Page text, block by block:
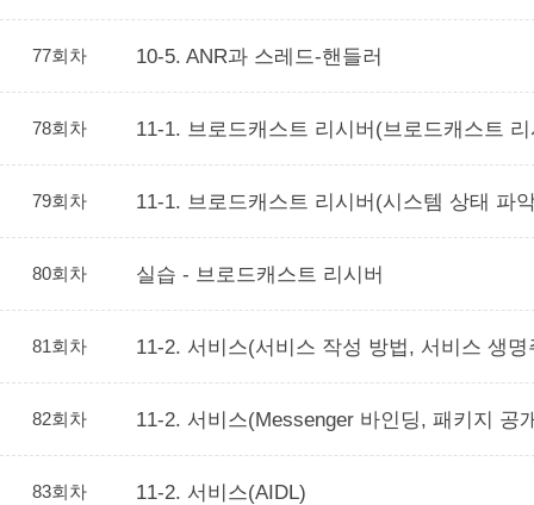
77회차 10-5. ANR과 스레드-핸들러
78회차 11-1. 브로드캐스트 리시버(브로드캐스트
79회차 11-1. 브로드캐스트 리시버(시스템 상태 파
80회차 실습 - 브로드캐스트 리시버
81회차 11-2. 서비스(서비스 작성 방법, 서비스 생명
82회차 11-2. 서비스(Messenger 바인딩, 패키지 공
83회차 11-2. 서비스(AIDL)